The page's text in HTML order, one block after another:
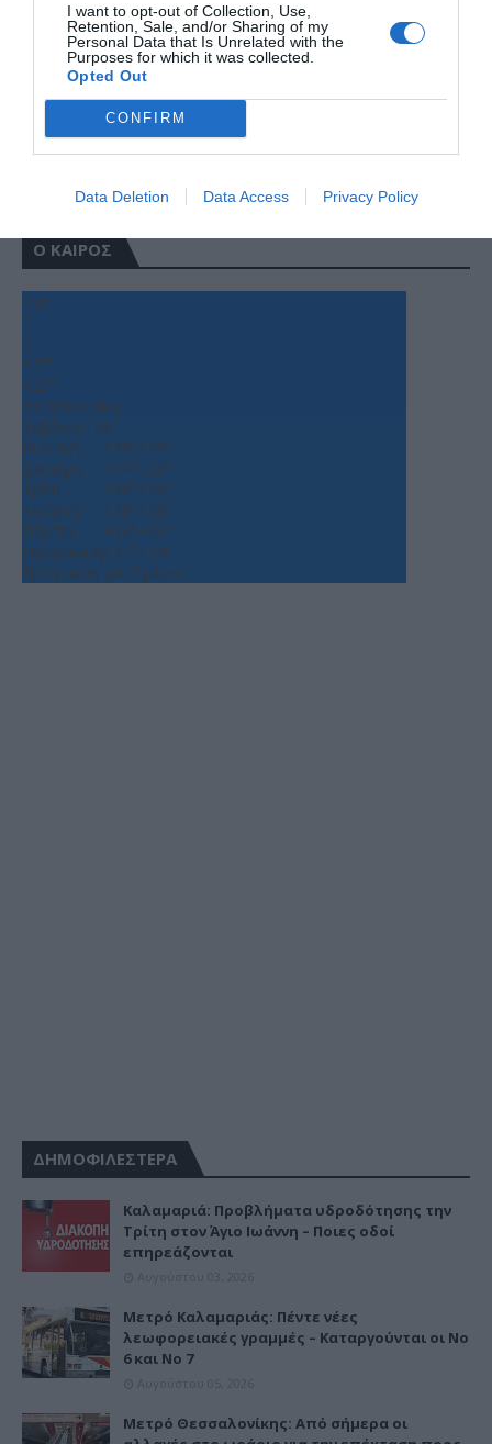
I want to opt-out of Collection, Use,
Retention, Sale, and/or Sharing of my
Personal Data that Is Unrelated with the
Purposes for which it was collected.
Opted Out
CONFIRM
Data Deletion Data Access Privacy Policy
Ο ΚΑΙΡΟΣ
+36
°
C
+37°
+25°
Θεσσαλονίκη
Σάββατο, 08
Κυριακή
+38°+28°
Δευτέρα
+34°+25°
Τρίτη
+36°+26°
Τετάρτη
+38°+26°
Πέμπτη
+34°+26°
Παρασκευή+31°+24°
Πρόγνωση για 7 μέρες
ΔΗΜΟΦΙΛΕΣΤΕΡΑ
Καλαμαριά: Προβλήματα υδροδότησης την
Τρίτη στον Άγιο Ιωάννη – Ποιες οδοί
επηρεάζονται
Μετρό Καλαμαριάς: Πέντε νέες
λεωφορειακές γραμμές – Καταργούνται οι Νο
6 και Νο 7
Μετρό Θεσσαλονίκης: Από σήμερα οι